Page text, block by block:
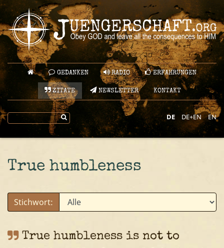
GEDANKEN RADIO ERFAHRUNGEN
ZITATE NEWSLETTER KONTAKT
DE DE+EN EN
True humbleness
Stichwort:
True humbleness is not to